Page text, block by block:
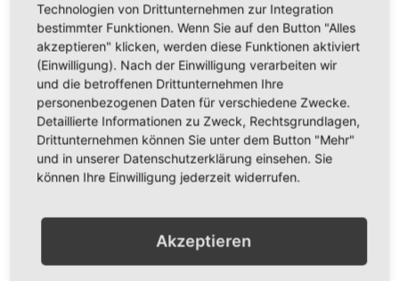
Größe
Menge
In den Warenkorb
ZUR WUNSCHLISTE HINZUFÜGEN
ZUR VERGLEICHSLISTE HINZUFÜGEN
Technologien von Drittunternehmen zur Integration
bestimmter Funktionen. Wenn Sie auf den Button "Alles
akzeptieren" klicken, werden diese Funktionen aktiviert
(Einwilligung). Nach der Einwilligung verarbeiten wir
und die betroffenen Drittunternehmen Ihre
personenbezogenen Daten für verschiedene Zwecke.
Detaillierte Informationen zu Zweck, Rechtsgrundlagen,
Drittunternehmen können Sie unter dem Button "Mehr"
und in unserer Datenschutzerklärung einsehen. Sie
können Ihre Einwilligung jederzeit widerrufen.
Akzeptieren